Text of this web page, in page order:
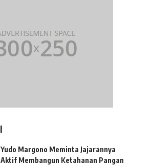
Yudo Margono Meminta Jajarannya
Aktif Membangun Ketahanan Pangan